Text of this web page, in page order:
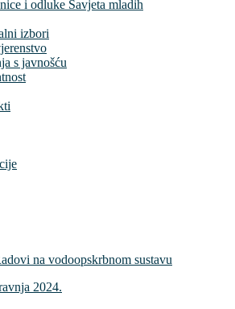
i odluke Savjeta mladih
izbori
s javnošću
na vodoopskrbnom sustavu
2024.